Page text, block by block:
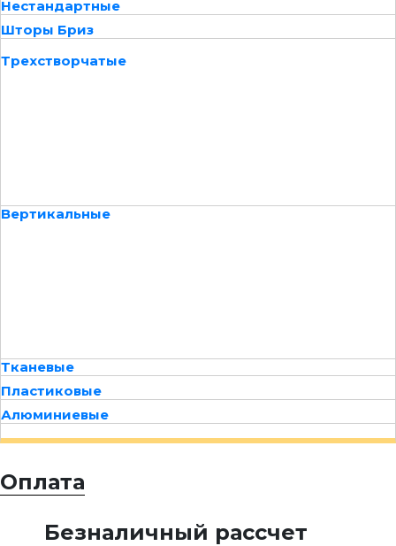
Нестандартные
Шторы Бриз
Трехстворчатые
Вертикальные
Тканевые
Пластиковые
Алюминиевые
Оплата
Безналичный рассчет